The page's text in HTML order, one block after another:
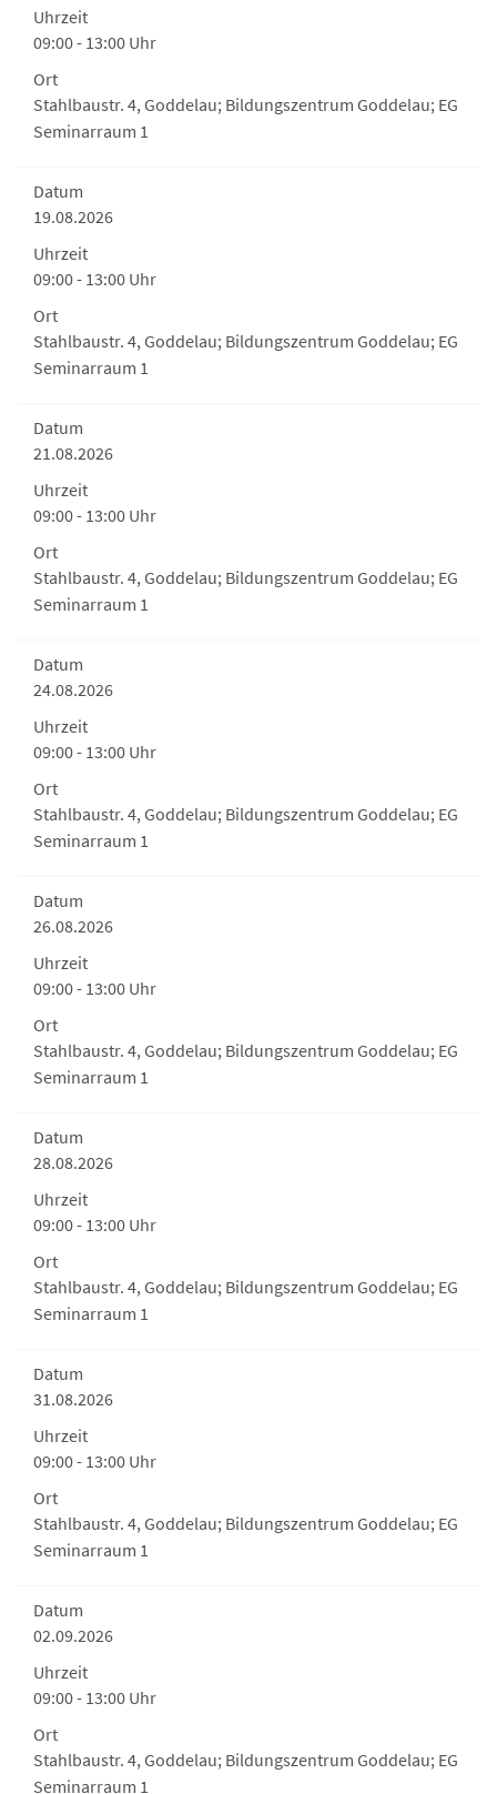
Uhrzeit
09:00 - 13:00 Uhr
Ort
Stahlbaustr. 4, Goddelau; Bildungszentrum Goddelau; EG
Seminarraum 1
Datum
19.08.2026
Uhrzeit
09:00 - 13:00 Uhr
Ort
Stahlbaustr. 4, Goddelau; Bildungszentrum Goddelau; EG
Seminarraum 1
Datum
21.08.2026
Uhrzeit
09:00 - 13:00 Uhr
Ort
Stahlbaustr. 4, Goddelau; Bildungszentrum Goddelau; EG
Seminarraum 1
Datum
24.08.2026
Uhrzeit
09:00 - 13:00 Uhr
Ort
Stahlbaustr. 4, Goddelau; Bildungszentrum Goddelau; EG
Seminarraum 1
Datum
26.08.2026
Uhrzeit
09:00 - 13:00 Uhr
Ort
Stahlbaustr. 4, Goddelau; Bildungszentrum Goddelau; EG
Seminarraum 1
Datum
28.08.2026
Uhrzeit
09:00 - 13:00 Uhr
Ort
Stahlbaustr. 4, Goddelau; Bildungszentrum Goddelau; EG
Seminarraum 1
Datum
31.08.2026
Uhrzeit
09:00 - 13:00 Uhr
Ort
Stahlbaustr. 4, Goddelau; Bildungszentrum Goddelau; EG
Seminarraum 1
Datum
02.09.2026
Uhrzeit
09:00 - 13:00 Uhr
Ort
Stahlbaustr. 4, Goddelau; Bildungszentrum Goddelau; EG
Seminarraum 1